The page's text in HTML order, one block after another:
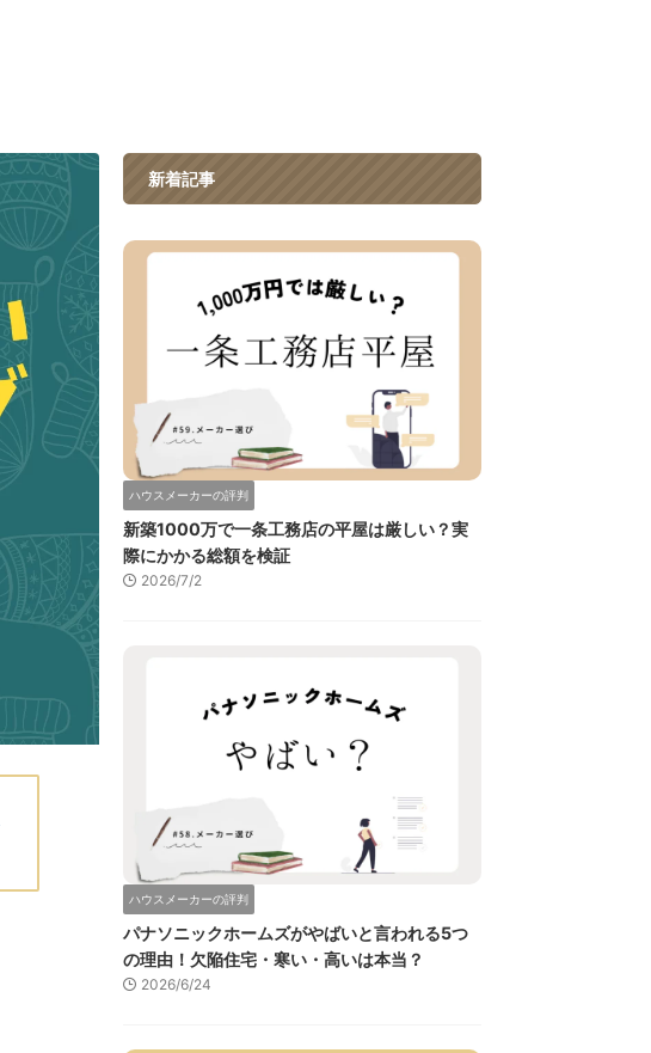
新着記事
ハウスメーカーの評判
新築1000万で一条工務店の平屋は厳しい？実
際にかかる総額を検証
2026/7/2
ハウスメーカーの評判
パナソニックホームズがやばいと言われる5つ
の理由！欠陥住宅・寒い・高いは本当？
2026/6/24